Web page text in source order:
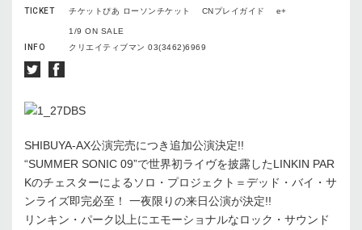
TICKET
チケットぴあ ローソンチケット CNプレイガイド e+
1/9 ON SALE
INFO
クリエイティブマン 03(3462)6969
SHIBUYA-AX公演完売につき追加公演決定!!
“SUMMER SONIC 09”で世界初ライヴを披露したLINKIN PAR
Kのチェスターによるソロ・プロジェクト＝デッド・バイ・サ
ンライズ即完必至！ 一夜限りの来日公演が決定!!
リンキン・パーク以上にエモーショナルなロック・サウンド